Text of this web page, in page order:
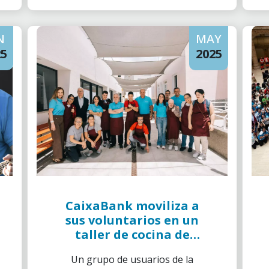
MAY
2025
CaixaBank moviliza a
sus voluntarios en un
taller de cocina de
usuarios de Aspronte
Un grupo de usuarios de la